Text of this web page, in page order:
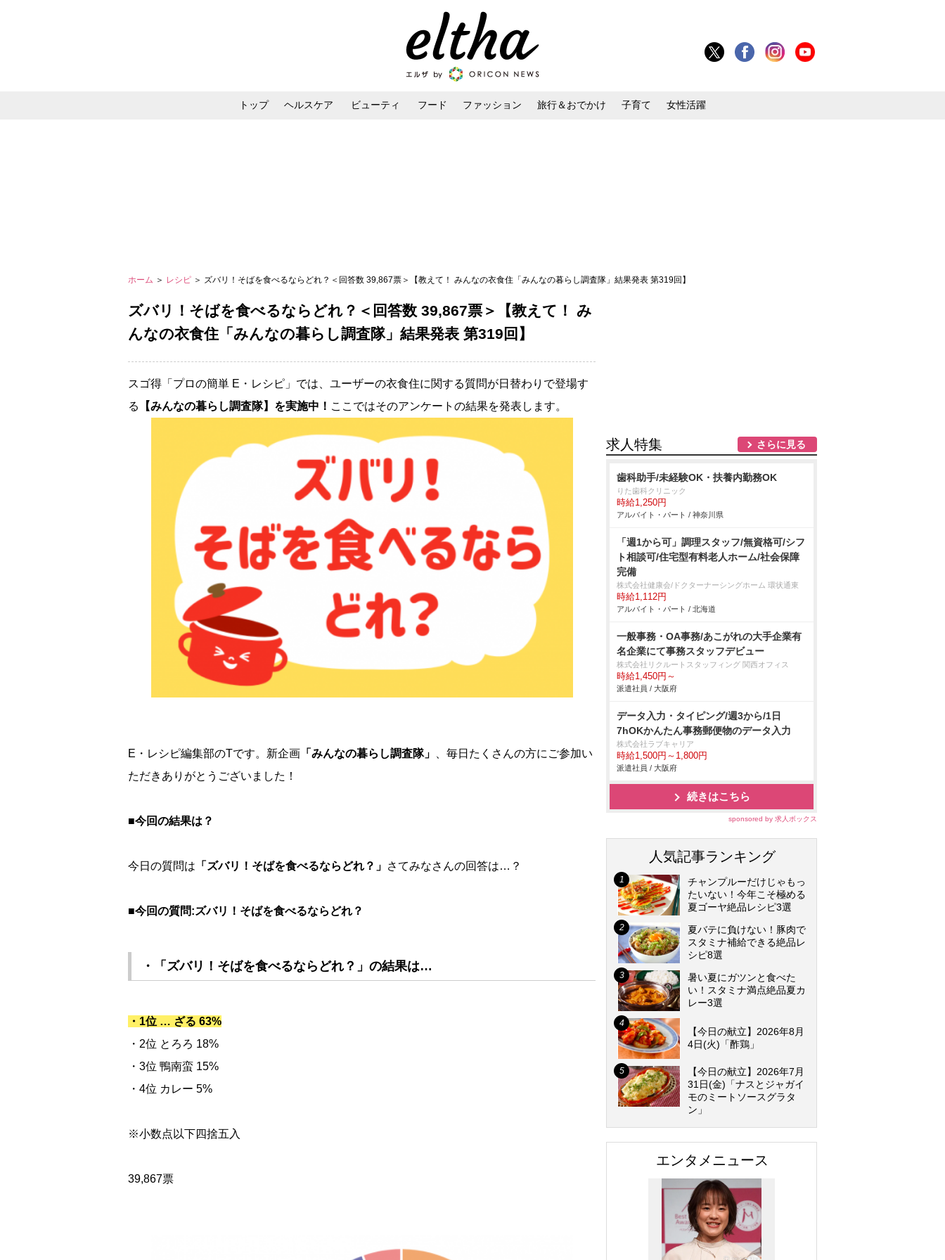
トップ ヘルスケア ビューティ フード ファッション 旅行＆おでかけ 子育て 女性活躍
ホーム ＞ レシピ ＞ ズバリ！そばを食べるならどれ？＜回答数 39,867票＞【教えて！ みんなの衣食住「みんなの暮らし調査隊」結果発表 第319回】
ズバリ！そばを食べるならどれ？＜回答数 39,867票＞【教えて！ み
んなの衣食住「みんなの暮らし調査隊」結果発表 第319回】
スゴ得「プロの簡単 E・レシピ」では、ユーザーの衣食住に関する質問が日替わりで登場す
る
【みんなの暮らし調査隊】を実施中！ ここではそのアンケートの結果を発表します。
E・レシピ編集部のTです。新企画 「みんなの暮らし調査隊」
、毎日たくさんの方にご参加い
ただきありがとうございました！
■今回の結果は？
今日の質問は 「ズバリ！そばを食べるならどれ？」 さてみなさんの回答は…？
■今回の質問:ズバリ！そばを食べるならどれ？
・「ズバリ！そばを食べるならどれ？」 の結果は…
・1位 … ざる 63%
・2位 とろろ 18%
・3位 鴨南蛮 15%
・4位 カレー 5%
※小数点以下四捨五入
39,867票
求人特集 さらに見る
歯科助手/未経験OK・扶養内勤務OK
りた歯科クリニック
時給1,250円
アルバイト・パート / 神奈川県
「週1から可」調理スタッフ/無資格可/シフ
ト相談可/住宅型有料老人ホーム/社会保障
完備
株式会社健康会/ドクターナーシングホーム 環状通東
時給1,112円
アルバイト・パート / 北海道
一般事務・OA事務/あこがれの大手企業有
名企業にて事務スタッフデビュー
株式会社リクルートスタッフィング 関西オフィス
時給1,450円～
派遣社員 / 大阪府
データ入力・タイピング/週3から/1日
7hOKかんたん事務郵便物のデータ入力
株式会社ラブキャリア
時給1,500円～1,800円
派遣社員 / 大阪府
続きはこちら
sponsored by 求人ボックス
人気記事ランキング
チャンプルーだけじゃもっ
たいない！今年こそ極める
夏ゴーヤ絶品レシピ3選
夏バテに負けない！豚肉で
スタミナ補給できる絶品レ
シピ8選
暑い夏にガツンと食べた
い！スタミナ満点絶品夏カ
レー3選
【今日の献立】2026年8月
4日(火)「酢鶏」
【今日の献立】2026年7月
31日(金)「ナスとジャガイ
モのミートソースグラタ
ン」
エンタメニュース